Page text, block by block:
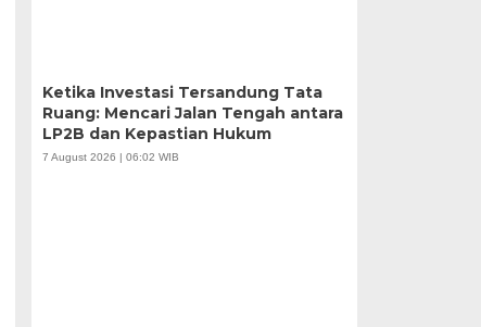
Ketika Investasi Tersandung Tata
Ruang: Mencari Jalan Tengah antara
LP2B dan Kepastian Hukum
7 August 2026 | 06:02 WIB